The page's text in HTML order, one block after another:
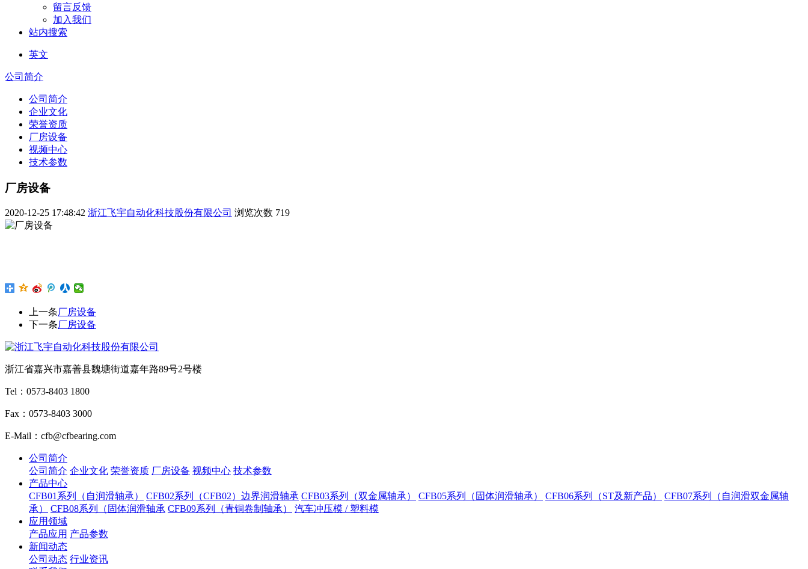
留言反馈
加入我们
站内搜索
英文
公司简介
公司简介
企业文化
荣誉资质
厂房设备
视频中心
技术参数
厂房设备
2020-12-25 17:48:42 浙江飞宇自动化科技股份有限公司 浏览次数 719
上一条厂房设备
下一条厂房设备
浙江省嘉兴市嘉善县魏塘街道嘉年路89号2号楼
Tel：0573-8403 1800
Fax：0573-8403 3000
E-Mail：cfb@cfbearing.com
公司简介
公司简介 企业文化 荣誉资质 厂房设备 视频中心 技术参数
产品中心
CFB01系列（自润滑轴承）
CFB02系列（CFB02）边界润滑轴承 CFB03系列（双金属轴承） CFB05系列（固体润滑轴承） CFB06系列（ST及新产品）
CFB07系列（自润滑双金属轴
承）
CFB08系列（固体润滑轴承 CFB09系列（青铜卷制轴承）
汽车冲压模 / 塑料模
应用领域
产品应用 产品参数
新闻动态
公司动态 行业资讯